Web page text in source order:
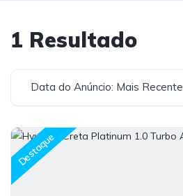
1 Resultado
Data do Anúncio: Mais Recente
Destaque